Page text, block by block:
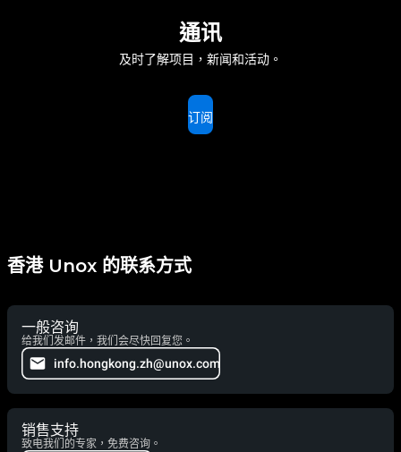
通讯
及时了解项目，新闻和活动。
订阅
香港 Unox 的联系方式
一般咨询
给我们发邮件，我们会尽快回复您。
info.hongkong.zh@unox.com
销售支持
致电我们的专家，免费咨询。